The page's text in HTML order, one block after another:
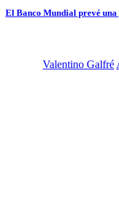
El Banco Mundial prevé
Valentino Galfré